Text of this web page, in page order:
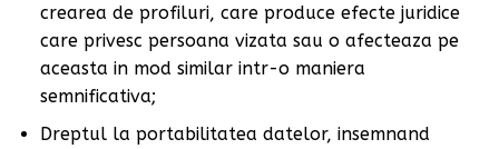
crearea de profiluri, care produce efecte juridice
care privesc persoana vizata sau o afecteaza pe
aceasta in mod similar intr-o maniera
semnificativa;
Dreptul la portabilitatea datelor, insemnand